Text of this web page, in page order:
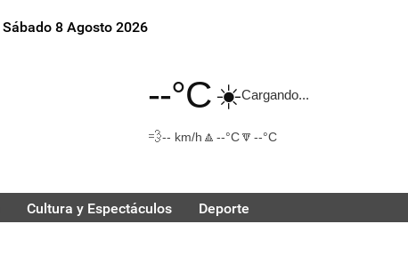
Sábado 8 Agosto 2026
--°C☀️Cargando...
💨-- km/h 🔼 --°C🔽 --°C
Cultura y Espectáculos Deporte